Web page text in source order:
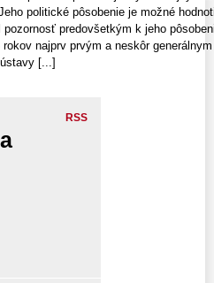
politické pôsobenie je možné
pozornosť predovšetkým k jeho
rokov najprv prvým a neskôr
[...]
RSS